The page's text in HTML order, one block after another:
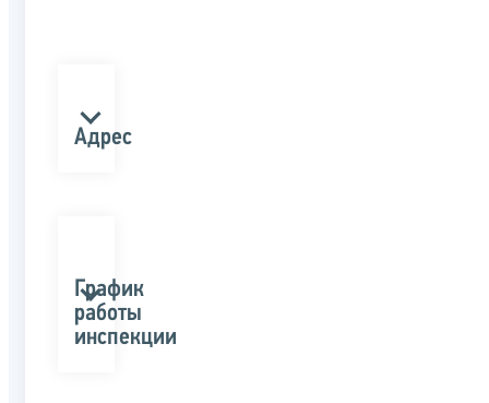
Адрес
График
работы
инспекции